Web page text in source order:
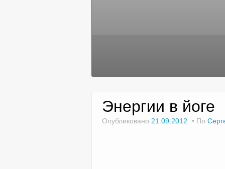
Энергии в йоге
Опубликовано 21.09.2012 По